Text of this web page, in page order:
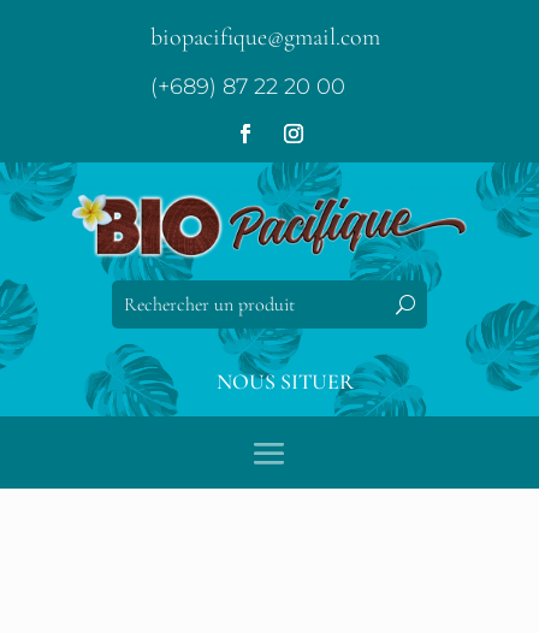
biopacifique@gmail.com
(+689) 87 22 20 00
NOUS SITUER